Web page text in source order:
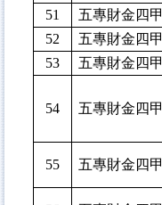
51
五專財金四甲
52
五專財金四甲
53
五專財金四甲
54 五專財金四甲
55 五專財金四甲